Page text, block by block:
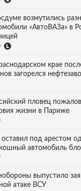
возмутились
«АвтоВАЗа» в
крае
загорелся
пловец
жизни в Париже
под арестом
автомобиль
выпустило
атаке ВСУ